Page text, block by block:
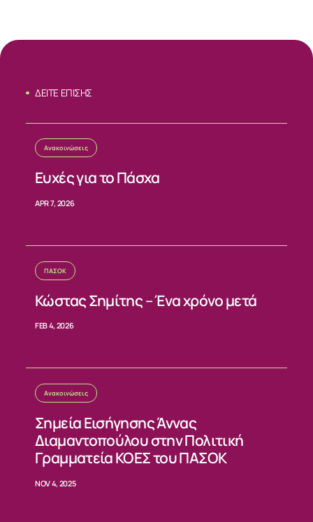
ΣΧΕΤΙΚΑ
ΝΕΑ
ΔΕΙΤΕ ΕΠΙΣΗΣ
Ανακοινώσεις
Ευχές για το Πάσχα
APR 7, 2026
ΠΑΣΟΚ
Κώστας Σημίτης – Ένα χρόνο μετά
FEB 4, 2026
Ανακοινώσεις
Σημεία Εισήγησης Άννας
Διαμαντοπούλου στην Πολιτική
Γραμματεία ΚΟΕΣ του ΠΑΣΟΚ
NOV 4, 2025